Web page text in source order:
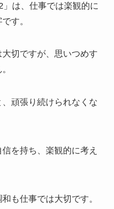
は、仕事では楽観的に
す。
切ですが、思いつめす
頑張り続けられなくな
を持ち、楽観的に考え
も仕事では大切です。